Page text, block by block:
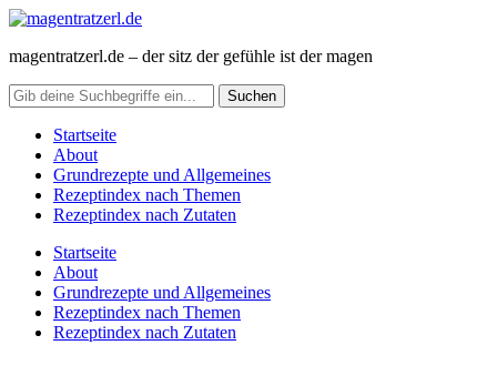
magentratzerl.de – der sitz der gefühle ist der magen
Startseite
About
Grundrezepte und Allgemeines
Rezeptindex nach Themen
Rezeptindex nach Zutaten
Startseite
About
Grundrezepte und Allgemeines
Rezeptindex nach Themen
Rezeptindex nach Zutaten